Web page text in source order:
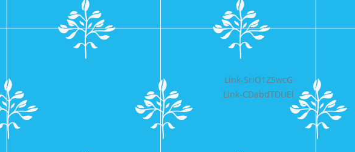
Bericht
navigatie
Link-SriO1Z5wcG
Link-CDabdTDUEl